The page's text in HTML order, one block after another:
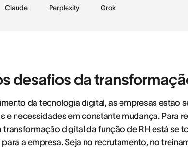
Claude Perplexity Grok
desafios da
da tecnologia digital, as empresas estão
e necessidades em constante mudança. Para
transformação digital da função de RH está se
a empresa. Seja no recrutamento, no